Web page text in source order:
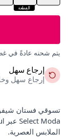
القطعة
يتم شحنه عادةً في غضون
إرجاع سهل
إرجاع سهل وخالٍ
تسوقي فستان
الملابس العصرية.